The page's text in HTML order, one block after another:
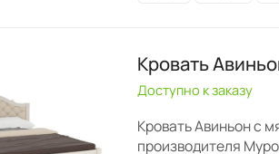
Кровать
Доступно к заказу
Кровать Авиньон с
производителя